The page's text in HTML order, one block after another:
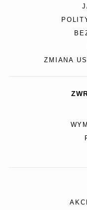
ZMIANA